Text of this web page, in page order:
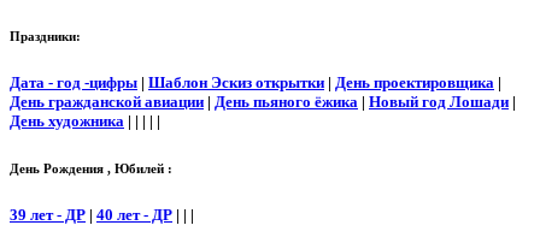
Праздники:
Дата - год -цифры | Шаблон Эскиз открытки | День проектировщика |
День гражданской авиации | День пьяного ёжика | Новый год Лошади |
День художника | | | | |
День Рождения , Юбилей :
39 лет - ДР | 40 лет - ДР | | |